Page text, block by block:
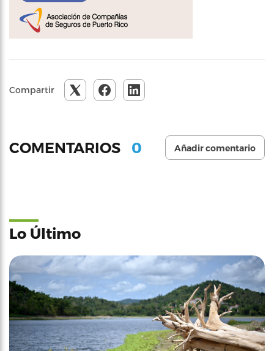
Compartir
COMENTARIOS 0 Añadir comentario
Lo Último